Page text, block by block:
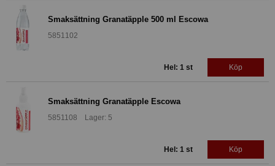
Smaksättning Granatäpple 500 ml Escowa
5851102
Hel: 1 st Köp
Smaksättning Granatäpple Escowa
5851108 Lager: 5
Hel: 1 st Köp